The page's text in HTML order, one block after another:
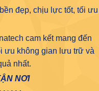
đẹp, chịu lực tốt, tối ưu
cam kết mang đến
ưu không gian lưu trữ và
nhất.
NƠI